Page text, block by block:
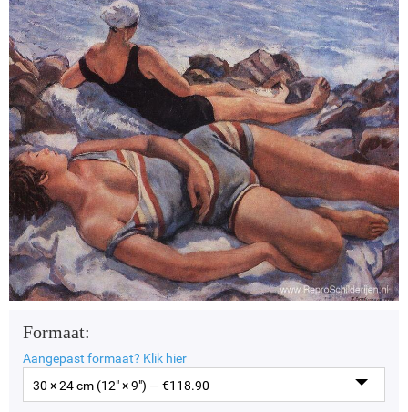
Formaat:
Aangepast formaat? Klik hier
30 × 24 cm (12" × 9") — €118.90